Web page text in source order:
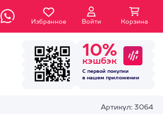
Избранное Войти Корзина
10%
кэшбэк
С первой покупки
в нашем приложении
Артикул: 3064